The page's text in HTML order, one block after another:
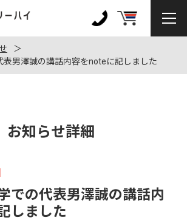
128
表男澤誠の講話内容をnoteに記しました
お知らせ詳細
での代表男澤誠の講話内
しました